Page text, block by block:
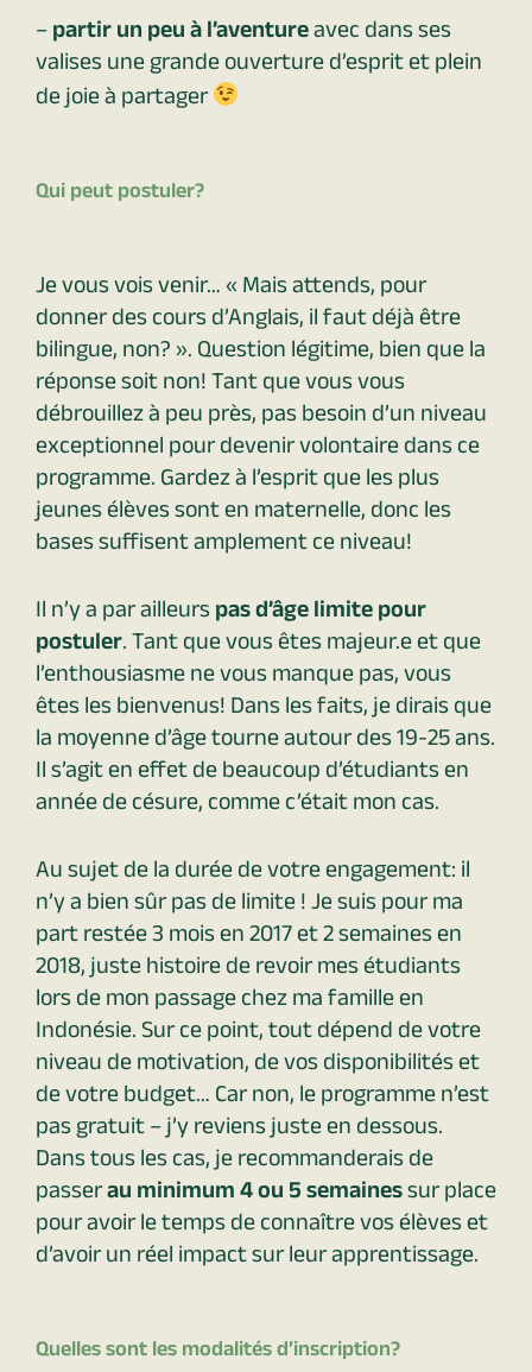
–partir un peu à l’aventureavec dans ses
valises une grande ouverture d’esprit et plein
de joie à partager
Qui peut postuler?
Je vous vois venir… « Mais attends, pour
donner des cours d’Anglais, il faut déjà être
bilingue, non? ». Question légitime, bien que la
réponse soit non! Tant que vous vous
débrouillez à peu près, pas besoin d’un niveau
exceptionnel pour devenir volontaire dans ce
programme. Gardez à l’esprit que les plus
jeunes élèves sont en maternelle, donc les
bases suffisent amplement ce niveau!
Il n’y a par ailleurspas d’âge limite pour
postuler. Tant que vous êtes majeur.e et que
l’enthousiasme ne vous manque pas, vous
êtes les bienvenus! Dans les faits, je dirais que
la moyenne d’âge tourne autour des 19-25 ans.
Il s’agit en effet de beaucoup d’étudiants en
année de césure, comme c’était mon cas.
Au sujet de la durée de votre engagement: il
n’y a bien sûr pas de limite ! Je suis pour ma
part restée 3 mois en 2017 et 2 semaines en
2018, juste histoire de revoir mes étudiants
lors de mon passage chez ma famille en
Indonésie. Sur ce point, tout dépend de votre
niveau de motivation, de vos disponibilités et
de votre budget… Car non, le programme n’est
pas gratuit – j’y reviens juste en dessous.
Dans tous les cas, je recommanderais de
passerau minimum 4 ou 5 semainessur place
pour avoir le temps de connaître vos élèves et
d’avoir un réel impact sur leur apprentissage.
Quelles sont les modalités d’inscription?